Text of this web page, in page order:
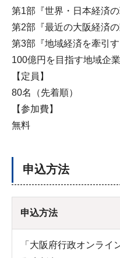
第1部『世界・日本経済の
第2部『最近の大阪経済の
第3部『地域経済を牽引
100億円を目指す地域企業
【定員】
80名（先着順）
【参加費】
無料
申込方法
申込方法
「大阪府行政オンライ